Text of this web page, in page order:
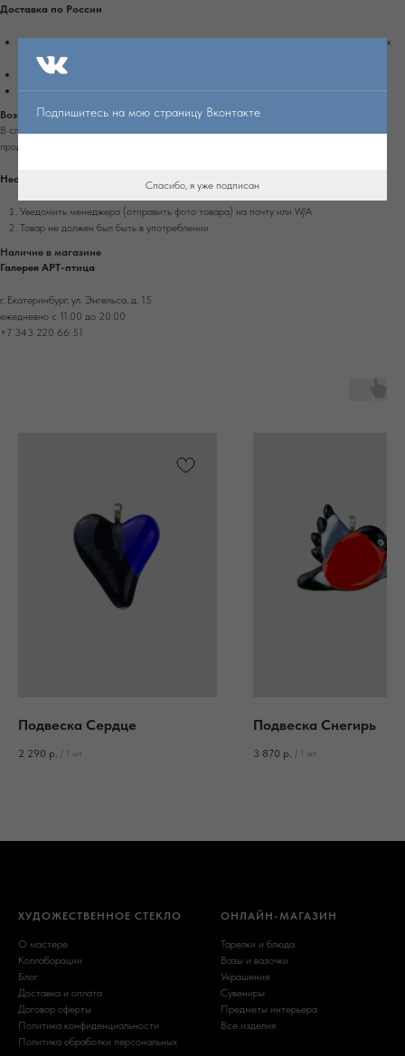
Доставка по России
Доставка осуществляется при 100% оплате заказа транспортной компанией Сдек
или Почтой России.
Срок доставки в другие города России - 4-10 рабочих дней.
Стоимость доставки рассчитывается автоматически при оформлении заказа.
Возврат
В случае обнаружения дефекта на изделии, которое не было оговорено заранее с
продавцом, вы можете вернуть изделие в течение 7 дней с момента получения.
Необходимо:
Уведомить менеджера (отправить фото товара) на почту или W/А
Товар не должен был быть в употреблении
Наличие в магазине
Галерея АРТ-птица
г. Екатеринбург, ул. Энгельса, д. 15
ежедневно с 11.00 до 20.00
+7 343 220 66 51
Подвеска Сердце
2 290 р. / 1 шт
Подвеска Снегирь
3 870 р. / 1 шт
Подпишитесь на мою страницу Вконтакте
Спасибо, я уже подписан
ХУДОЖЕСТВЕННОЕ СТЕКЛО
О мастере
Коллаборации
Блог
Доставка и оплата
Договор оферты
Политика конфиденциальности
Политика обработки персональных
ОНЛАЙН-МАГАЗИН
Тарелки и блюда
Вазы и вазочки
Украшения
Сувениры
Предметы интерьера
Все изделия